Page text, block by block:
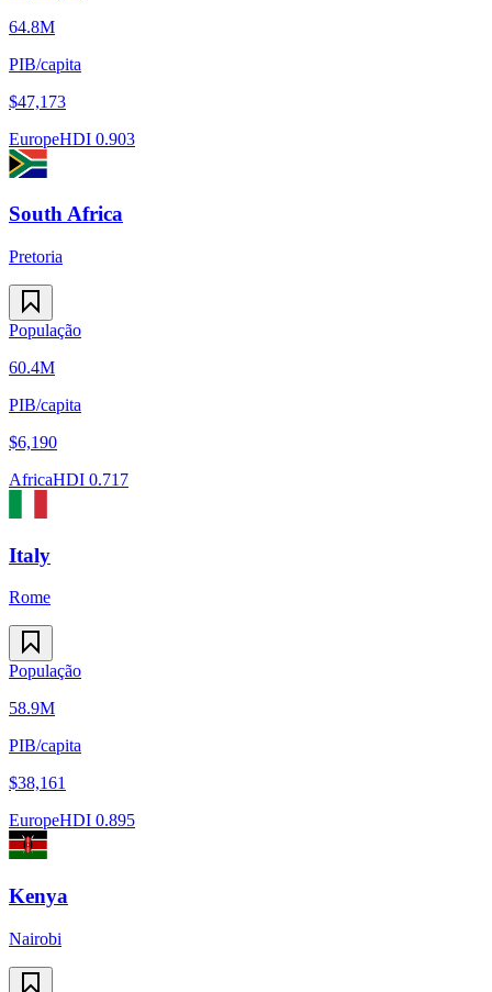
64.8M
PIB/capita
$47,173
EuropeHDI 0.903
South Africa
Pretoria
População
60.4M
PIB/capita
$6,190
AfricaHDI 0.717
Italy
Rome
População
58.9M
PIB/capita
$38,161
EuropeHDI 0.895
Kenya
Nairobi